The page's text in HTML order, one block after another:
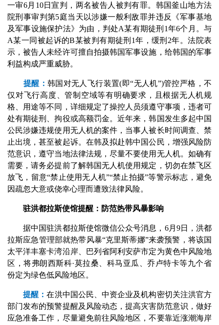
一审6月10日宣判，两名被告人被判有罪。韩国釜山地方法
院刑事审判第5庭当天以涉嫌一般利敌罪并违反《军事基地
及军事设施保护法》为由，判处A某有期徒刑1年6个月。与
A某一同被起诉的B某被判有期徒刑1年，缓刑2年。法院表
示，被告人未经许可擅自拍摄韩国军事设施，给韩国的军事
利益构成严重威胁。
提醒： 韩国对无人飞行装置(即“无人机”)管控严格，不
仅对飞行高度、管制空域等有明确要求，且根据无人机规
格、用途等不同，详细规定了操控人员须遵守事项，违者可
处有期徒刑、拘役或高额罚金。近年来，韩国发生多起中国
公民涉嫌违规使用无人机的案件，当事人被长时间调查、禁
止出境，甚至被起诉。在韩及拟赴韩中国公民，增强风险防
范意识，遵守当地法律法规，尽量不要使用无人机。如确有
需要，请务必提前了解韩国无人机使用规定，切勿在禁飞区
放飞，留意“禁止使用无人机”“禁止拍摄”等警示标志，避免
因疏忽大意或侥幸心理而遭致法律风险。
驻洪都拉斯使馆提醒：防范热带风暴影响
据中国驻洪都拉斯使馆微信公众号消息，6月9日，洪都
拉斯应急管理部就热带风暴“克里斯蒂娜”来袭预警，将该国
太平洋丰塞卡湾沿岸、巴列省阿利安萨市定为黄色中风险地
区，将弗朗西斯科·莫拉桑、科马亚瓜、乔卢特卡等九个省
份定为绿色低风险地区。
提醒：在洪中国公民、中资企业及机构密切关注洪官方
部门发布的预警提醒及风险动态，提高灾害防范意识，做好
应急准备工作，尽量避免前往风险地区，不要靠近涨潮海岸